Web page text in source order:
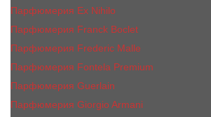
Парфюмерия Ex Nihilo
Парфюмерия Franck Boclet
Парфюмерия Frеderic Mаlle
Парфюмерия Fontela Premium
Парфюмерия Guerlain
Парфюмерия Giorgio Armani